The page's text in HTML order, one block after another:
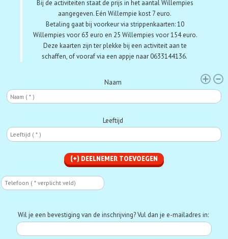
Bij de activiteiten staat de prijs in het aantal Willempies
aangegeven. Eén Willempie kost 7 euro.
Betaling gaat bij voorkeur via strippenkaarten:10
Willempies voor 63 euro en 25 Willempies voor 154 euro.
Deze kaarten zijn ter plekke bij een activiteit aan te
schaffen, of vooraf via een appje naar 0633144136.
Naam
Leeftijd
Phone
Wil je een bevestiging van de inschrijving? Vul dan je e-mailadres in: